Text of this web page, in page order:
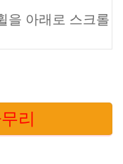
을 아래로 스크롤
리